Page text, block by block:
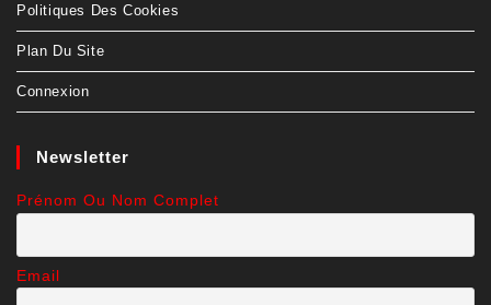
Politiques Des Cookies
Plan Du Site
Connexion
Newsletter
Prénom Ou Nom Complet
Email